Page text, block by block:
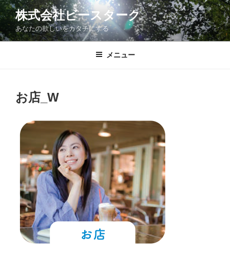
コ
ン
テ
ン
株式会社ビースターク
あなたの欲しいをカタチにする
メニュー
お店_W